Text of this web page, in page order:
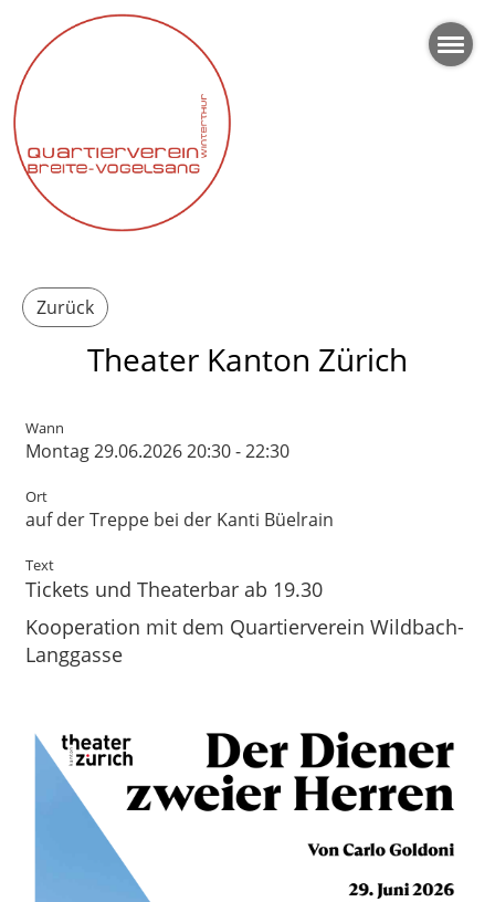
Zurück
Theater Kanton Zürich
Wann
Montag 29.06.2026 20:30 - 22:30
Ort
auf der Treppe bei der Kanti Büelrain
Text
Tickets und Theaterbar ab 19.30
Kooperation mit dem Quartierverein Wildbach-
Langgasse